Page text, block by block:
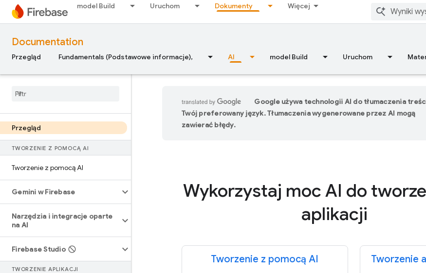
model Build Uruchom Dokumenty Więcej
Documentation
Przegląd Fundamentals (Podstawowe informacje), AI model Build Uruchom
Przegląd
TWORZENIE Z POMOCĄ AI
Tworzenie z pomocą AI
Gemini w Firebase
Narzędzia i integracje oparte
na AI
Firebase Studio
TWORZENIE APLIKACJI
Google używa technologii AI do tłumaczenia
Twój preferowany język. Tłumaczenia wygenerowane przez AI mogą
zawierać błędy.
Wykorzystaj moc AI do
aplikacji
Tworzenie z pomocą AI
Tworzenie